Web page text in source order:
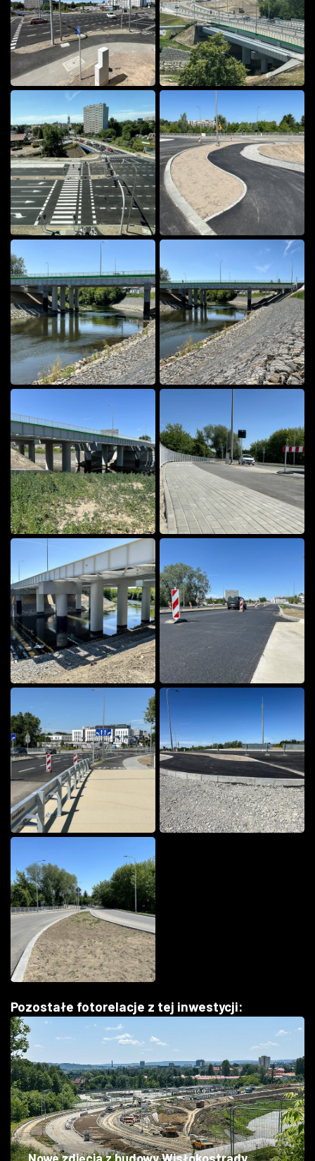
Pozostałe fotorelacje z tej inwestycji: